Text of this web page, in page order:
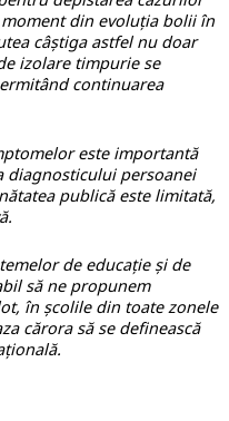
din evoluția bolii în
câștiga astfel nu doar
izolare timpurie se
continuarea
este importantă
diagnosticului persoanei
publică este limitată,
de educație și de
să ne propunem
în școlile din toate zonele
cărora să se definească